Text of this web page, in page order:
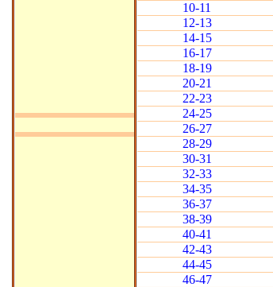
10-11
12-13
14-15
16-17
18-19
20-21
22-23
24-25
26-27
28-29
30-31
32-33
34-35
36-37
38-39
40-41
42-43
44-45
46-47